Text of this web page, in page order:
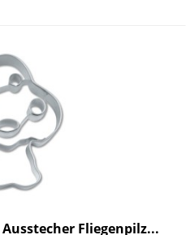
Fliegenpilz...